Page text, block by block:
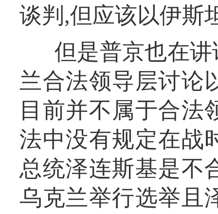
谈判,但应该以伊斯
但是普京也在
兰合法领导层讨论
目前并不属于合法
法中没有规定在战
总统泽连斯基是不
乌克兰举行选举且